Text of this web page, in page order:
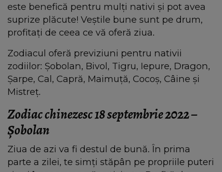
este benefică pentru mulţi nativi şi pot avea
suprize plăcute! Veştile bune sunt pe drum,
profitați de ceea ce vă oferă ziua.
Zodiacul oferă previziuni pentru nativii
zodiilor: Șobolan, Bivol, Tigru, Iepure, Dragon,
Șarpe, Cal, Capră, Maimuță, Cocoș, Câine şi
Mistreț.
Zodiac chinezesc 18 septembrie 2022 –
Şobolan
Ziua de azi va fi destul de bună. În prima
parte a zilei, te simți stăpân pe propriile puteri